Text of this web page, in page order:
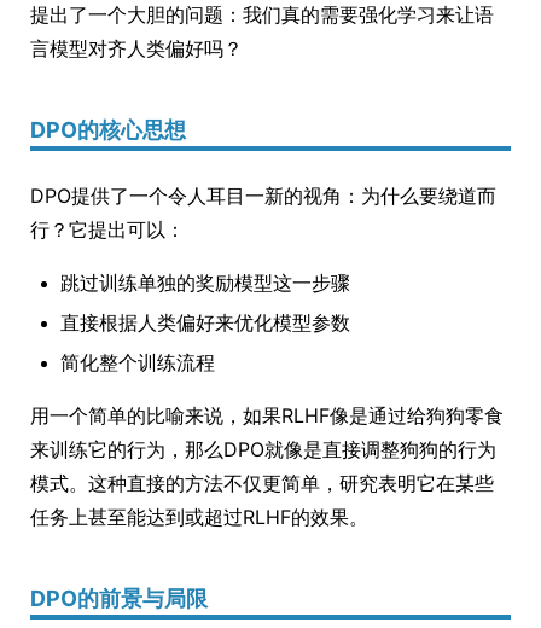
提出了一个大胆的问题：我们真的需要强化学习来让语
言模型对齐人类偏好吗？
DPO的核心思想
DPO提供了一个令人耳目一新的视角：为什么要绕道而
行？它提出可以：
跳过训练单独的奖励模型这一步骤
直接根据人类偏好来优化模型参数
简化整个训练流程
用一个简单的比喻来说，如果RLHF像是通过给狗狗零食
来训练它的行为，那么DPO就像是直接调整狗狗的行为
模式。这种直接的方法不仅更简单，研究表明它在某些
任务上甚至能达到或超过RLHF的效果。
DPO的前景与局限